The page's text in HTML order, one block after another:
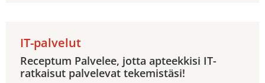
IT-palvelut
Receptum Palvelee, jotta apteekkisi IT-
ratkaisut palvelevat tekemistäsi!